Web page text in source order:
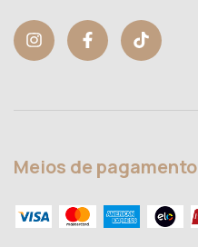
Meios de pagamento